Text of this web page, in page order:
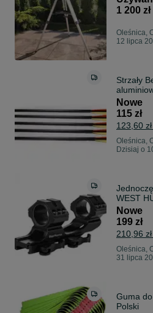
1 200 zł
Oleśnica,
12 lipca
Strzały
Nowe
115 zł
123,60
Oleśnica,
Dzisiaj o
WEST
Nowe
199 zł
210,96
Oleśnica,
31 lipca
Guma
Polski